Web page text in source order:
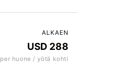
ALKAEN
USD 288
per huone / yötä kohti